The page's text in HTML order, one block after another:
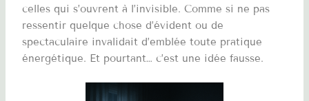
celles qui s’ouvrent à l’invisible. Comme si ne pas
ressentir quelque chose d’évident ou de
spectaculaire invalidait d’emblée toute pratique
énergétique. Et pourtant… c’est une idée fausse.